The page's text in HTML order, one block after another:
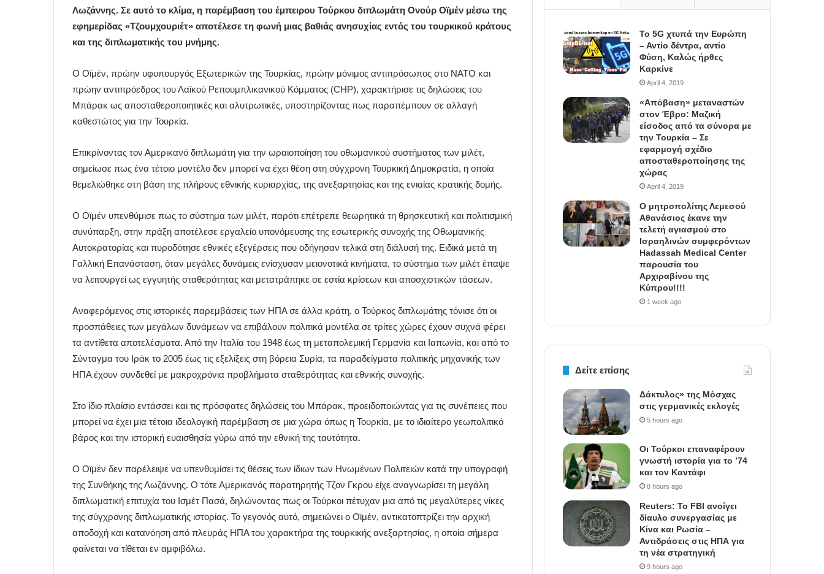
Λωζάννης. Σε αυτό το κλίμα, η παρέμβαση του έμπειρου Τούρκου διπλωμάτη Ονούρ Οϊμέν μέσω της
εφημερίδας «Τζουμχουριέτ» αποτέλεσε τη φωνή μιας βαθιάς ανησυχίας εντός του τουρκικού κράτους
και της διπλωματικής του μνήμης.
Ο Οϊμέν, πρώην υφυπουργός Εξωτερικών της Τουρκίας, πρώην μόνιμος αντιπρόσωπος στο ΝΑΤΟ και
πρώην αντιπρόεδρος του Λαϊκού Ρεπουμπλικανικού Κόμματος (CHP), χαρακτήρισε τις δηλώσεις του
Μπάρακ ως αποσταθεροποιητικές και αλυτρωτικές, υποστηρίζοντας πως παραπέμπουν σε αλλαγή
καθεστώτος για την Τουρκία.
Επικρίνοντας τον Αμερικανό διπλωμάτη για την ωραιοποίηση του οθωμανικού συστήματος των μιλέτ,
σημείωσε πως ένα τέτοιο μοντέλο δεν μπορεί να έχει θέση στη σύγχρονη Τουρκική Δημοκρατία, η οποία
θεμελιώθηκε στη βάση της πλήρους εθνικής κυριαρχίας, της ανεξαρτησίας και της ενιαίας κρατικής δομής.
Ο Οϊμέν υπενθύμισε πως το σύστημα των μιλέτ, παρότι επέτρεπε θεωρητικά τη θρησκευτική και πολιτισμική
συνύπαρξη, στην πράξη αποτέλεσε εργαλείο υπονόμευσης της εσωτερικής συνοχής της Οθωμανικής
Αυτοκρατορίας και πυροδότησε εθνικές εξεγέρσεις που οδήγησαν τελικά στη διάλυσή της. Ειδικά μετά τη
Γαλλική Επανάσταση, όταν μεγάλες δυνάμεις ενίσχυσαν μειονοτικά κινήματα, το σύστημα των μιλέτ έπαψε
να λειτουργεί ως εγγυητής σταθερότητας και μετατράπηκε σε εστία κρίσεων και αποσχιστικών τάσεων.
Αναφερόμενος στις ιστορικές παρεμβάσεις των ΗΠΑ σε άλλα κράτη, ο Τούρκος διπλωμάτης τόνισε ότι οι
προσπάθειες των μεγάλων δυνάμεων να επιβάλουν πολιτικά μοντέλα σε τρίτες χώρες έχουν συχνά φέρει
τα αντίθετα αποτελέσματα. Από την Ιταλία του 1948 έως τη μεταπολεμική Γερμανία και Ιαπωνία, και από το
Σύνταγμα του Ιράκ το 2005 έως τις εξελίξεις στη βόρεια Συρία, τα παραδείγματα πολιτικής μηχανικής των
ΗΠΑ έχουν συνδεθεί με μακροχρόνια προβλήματα σταθερότητας και εθνικής συνοχής.
Στο ίδιο πλαίσιο εντάσσει και τις πρόσφατες δηλώσεις του Μπάρακ, προειδοποιώντας για τις συνέπειες που
μπορεί να έχει μια τέτοια ιδεολογική παρέμβαση σε μια χώρα όπως η Τουρκία, με το ιδιαίτερο γεωπολιτικό
βάρος και την ιστορική ευαισθησία γύρω από την εθνική της ταυτότητα.
Ο Οϊμέν δεν παρέλειψε να υπενθυμίσει τις θέσεις των ίδιων των Ηνωμένων Πολιτειών κατά την υπογραφή
της Συνθήκης της Λωζάννης. Ο τότε Αμερικανός παρατηρητής Τζον Γκρου είχε αναγνωρίσει τη μεγάλη
διπλωματική επιτυχία του Ισμέτ Πασά, δηλώνοντας πως οι Τούρκοι πέτυχαν μια από τις μεγαλύτερες νίκες
της σύγχρονης διπλωματικής ιστορίας. Το γεγονός αυτό, σημειώνει ο Οϊμέν, αντικατοπτρίζει την αρχική
αποδοχή και κατανόηση από πλευράς ΗΠΑ του χαρακτήρα της τουρκικής ανεξαρτησίας, η οποία σήμερα
φαίνεται να τίθεται εν αμφιβόλω.
To 5G χτυπά την Ευρώπη
– Αντίο δέντρα, αντίο
Φύση, Καλώς ήρθες
Καρκίνε
April 4, 2019
«Απόβαση» μεταναστών
στον Έβρο: Μαζική
είσοδος από τα σύνορα με
την Τουρκία – Σε
εφαρμογή σχέδιο
αποσταθεροποίησης της
χώρας
April 4, 2019
Ο μητροπολίτης Λεμεσού
Αθανάσιος έκανε την
τελετή αγιασμού στο
Ισραηλινών συμφερόντων
Hadassah Medical Center
παρουσία του
Αρχιραβίνου της
Κύπρου!!!!
1 week ago
Δείτε επίσης
Δάκτυλος» της Μόσχας
στις γερμανικές εκλογές
5 hours ago
Οι Τούρκοι επαναφέρουν
γνωστή ιστορία για το ’74
και τον Καντάφι
8 hours ago
Reuters: Το FBI ανοίγει
δίαυλο συνεργασίας με
Κίνα και Ρωσία –
Αντιδράσεις στις ΗΠΑ για
τη νέα στρατηγική
9 hours ago